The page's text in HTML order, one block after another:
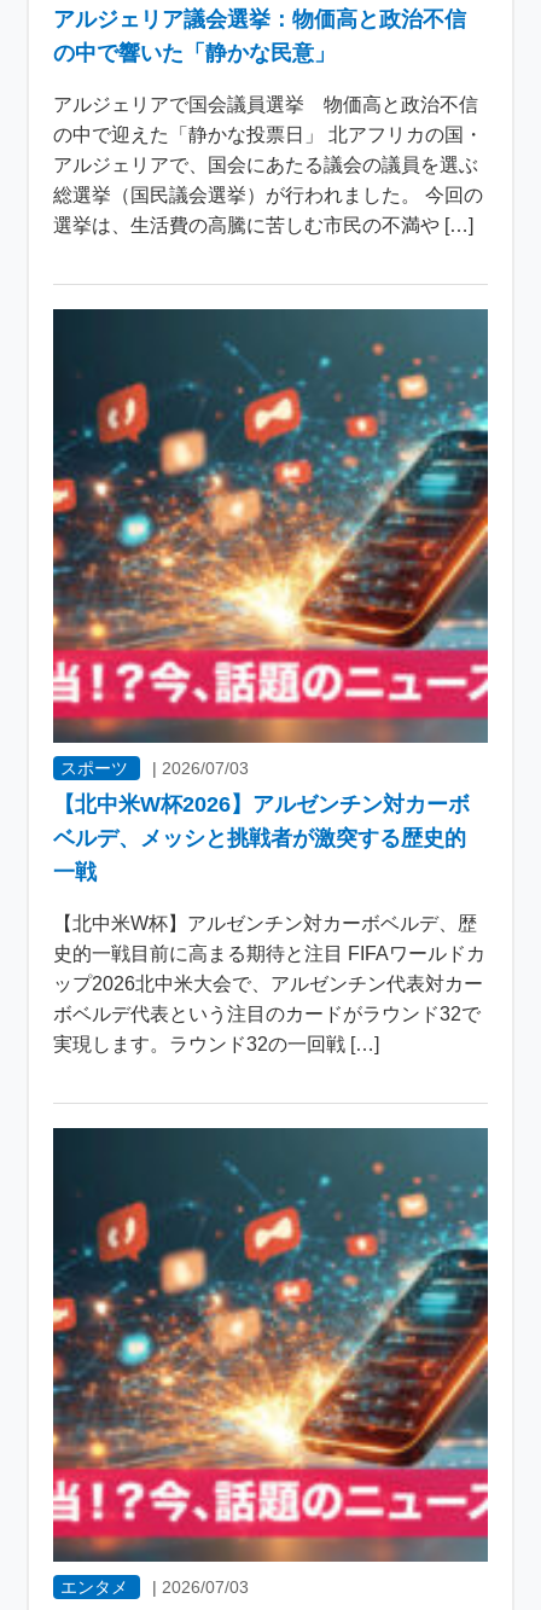
アルジェリア議会選挙：物価高と政治不信
の中で響いた「静かな民意」
アルジェリアで国会議員選挙 物価高と政治不信
の中で迎えた「静かな投票日」 北アフリカの国・
アルジェリアで、国会にあたる議会の議員を選ぶ
総選挙（国民議会選挙）が行われました。 今回の
選挙は、生活費の高騰に苦しむ市民の不満や […]
スポーツ |2026/07/03
【北中米W杯2026】アルゼンチン対カーボ
ベルデ、メッシと挑戦者が激突する歴史的
一戦
【北中米W杯】アルゼンチン対カーボベルデ、歴
史的一戦目前に高まる期待と注目 FIFAワールドカ
ップ2026北中米大会で、アルゼンチン代表対カー
ボベルデ代表という注目のカードがラウンド32で
実現します。ラウンド32の一回戦 […]
エンタメ |2026/07/03